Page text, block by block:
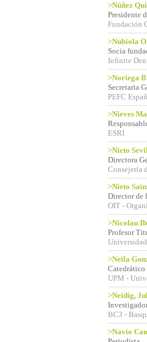
>Núñez
Presidente
Fundación
>Nubiola
Socia
Infinite
>Noriega
Secretaria
PEFC
>Nieves
ESRI
>Nieto
Directora
Consejería
>Nieto
Director de
OIT -
>Nicolau
Profesor
>Neila
Catedrático
UPM -
>Neidig,
BC3 -
>Navío